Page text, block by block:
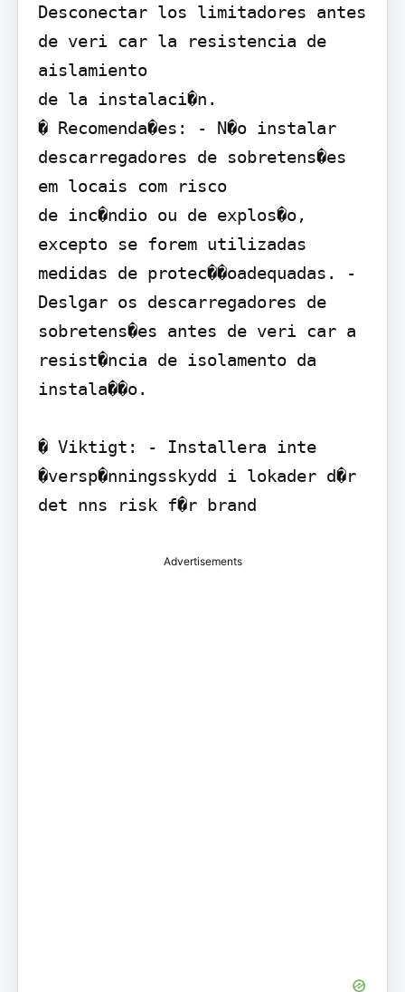
Desconectar los limitadores antes
de veri car la resistencia de
aislamiento
de la instalaci�n.
� Recomenda�es: - N�o instalar
descarregadores de sobretens�es
em locais com risco
de inc�ndio ou de explos�o,
excepto se forem utilizadas
medidas de protec��oadequadas. -
Deslgar os descarregadores de
sobretens�es antes de veri car a
resist�ncia de isolamento da
instala��o.
� Viktigt: - Installera inte
�versp�nningsskydd i lokader d�r
det nns risk f�r brand
Advertisements